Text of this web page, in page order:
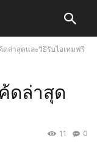
ดล่าสุดและวิธีรับไอเทมฟรี
ดล่าสุด
0
11